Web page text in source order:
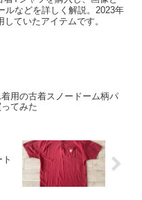
ルなどを詳しく解説。2023年
ていたアイテムです。
用の古着スノードーム柄パ
てみた